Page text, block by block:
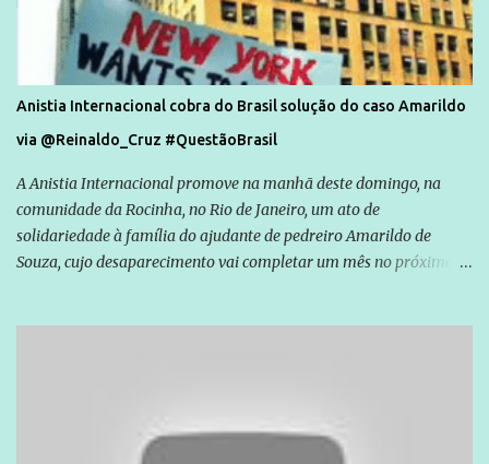
Anistia Internacional cobra do Brasil solução do caso Amarildo
via @Reinaldo_Cruz #QuestãoBrasil
A Anistia Internacional promove na manhã deste domingo, na
comunidade da Rocinha, no Rio de Janeiro, um ato de
solidariedade à família do ajudante de pedreiro Amarildo de
Souza, cujo desaparecimento vai completar um mês no próximo
são vítimas de violência, estão em situação de risco ou têm seus